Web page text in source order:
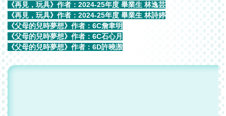
《再見，玩具》作者：2024-25年度 畢業生 林逸芸
《再見，玩具》作者：2024-25年度 畢業生 林詩婷
《父母的兒時夢想》作者：6C詹聿明
《父母的兒時夢想》作者：6C石心月
《父母的兒時夢想》作者：6D許曉溵